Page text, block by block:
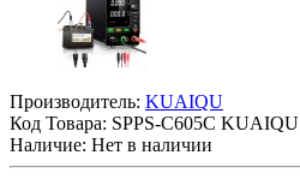
Производитель: KUAIQU
Код Товара: SPPS-C605С KUAIQU
Наличие: Нет в наличии